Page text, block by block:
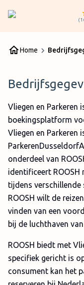
(
Home
Vliegen en Parkeren
boekingsplatform
Vliegen en Parkeren
onderdeel van
identificeert ROOSH
tijdens verschillende
ROOSH wilt de
vinden van een
bij de luchthaven
ROOSH biedt met
specifiek gericht is
consument kan het